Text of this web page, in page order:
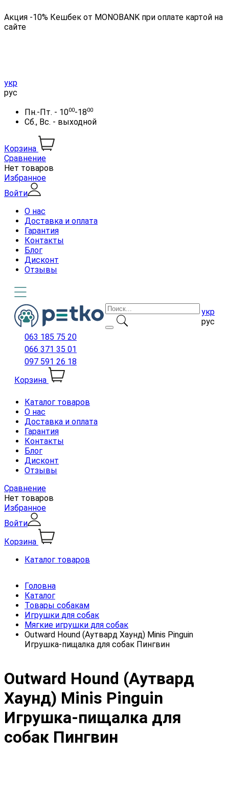
Акция -10% Кешбек от MONOBANK при оплате картой на
сайте
укр
рус
Пн.-Пт. - 1000-1800
Сб., Вс. - выходной
Корзина
Сравнение
Нет товаров
Избранное
Войти
О нас
Доставка и оплата
Гарантия
Контакты
Блог
Дисконт
Отзывы
укр
рус
063 185 75 20
066 371 35 01
097 591 26 18
Корзина
Каталог товаров
О нас
Доставка и оплата
Гарантия
Контакты
Блог
Дисконт
Отзывы
Сравнение
Нет товаров
Избранное
Войти
Корзина
Каталог товаров
Головна
Каталог
Товары собакам
Игрушки для собак
Мягкие игрушки для собак
Outward Hound (Аутвард Хаунд) Minis Pinguin
Игрушка-пищалка для собак Пингвин
Outward Hound (Аутвард
Хаунд) Minis Pinguin
Игрушка-пищалка для
собак Пингвин